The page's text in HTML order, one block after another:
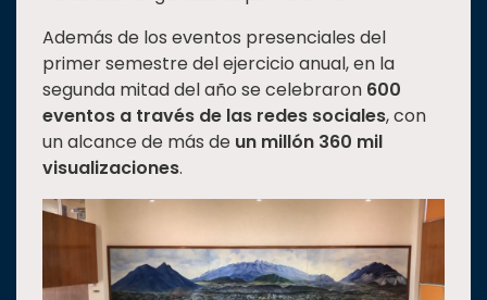
Además de los eventos presenciales del
primer semestre del ejercicio anual, en la
segunda mitad del año se celebraron 600
eventos a través de las redes sociales, con
un alcance de más de un millón 360 mil
visualizaciones.